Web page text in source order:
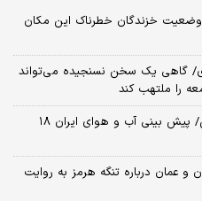
وضعیت خزندگان خطرناک این مکان
گاهی یک سخن نسنجیده می‌تواند
را ملتهب کند
بارش باران و رعد و برق در این مناطق/ پیش بینی آب و هوای ایران ۱۸
و عمان درباره تنگه هرمز به روایت